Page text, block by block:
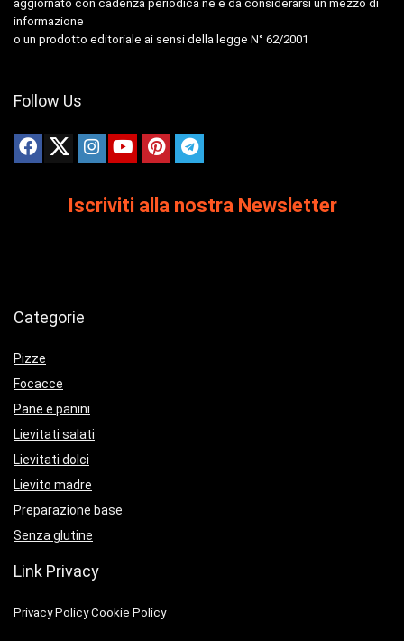
aggiornato con cadenza periodica ne è da considerarsi un mezzo di
informazione
o un prodotto editoriale ai sensi della legge N° 62/2001
Follow Us
Iscriviti alla nostra Newsletter
Categorie
Pizze
Focacce
Pane e panini
Lievitati salati
Lievitati dolci
Lievito madre
Preparazione base
Senza glutine
Link Privacy
Privacy Policy Cookie Policy